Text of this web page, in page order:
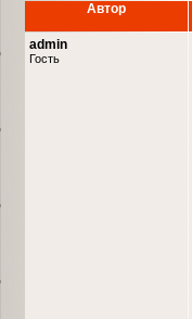
Автор
admin
Гость